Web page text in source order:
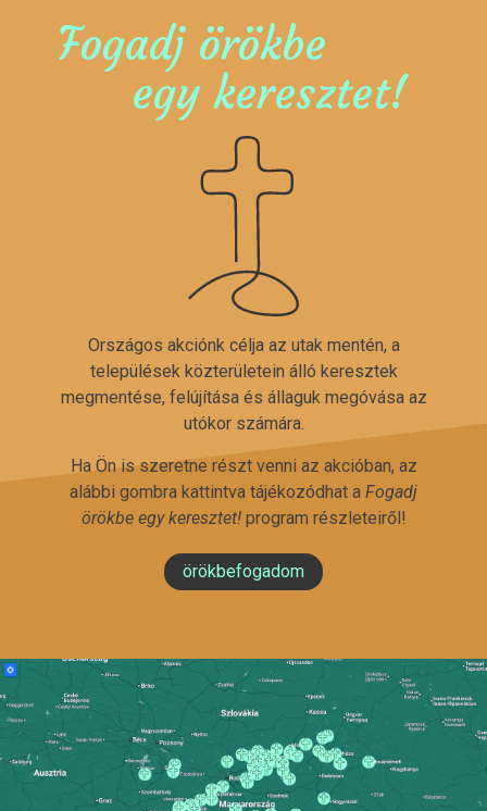
Fogadj örökbe
egy keresztet!
Országos akciónk célja az utak mentén, a
települések közterületein álló keresztek
megmentése, felújítása és állaguk megóvása az
utókor számára.
Ha Ön is szeretne részt venni az akcióban, az
alábbi gombra kattintva tájékozódhat a Fogadj
örökbe egy keresztet!program részleteiről!
örökbefogadom